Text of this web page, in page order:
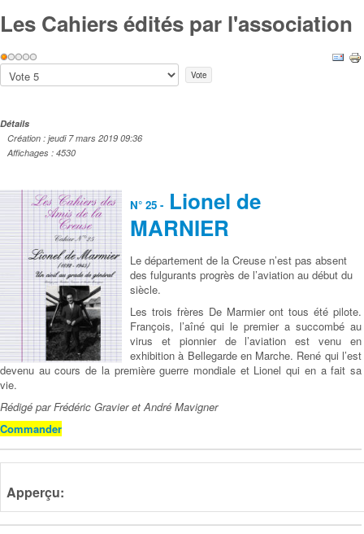
Les Cahiers édités par l'association
Vote
utilisateur:
Veuillez
voter
Détails
Création : jeudi 7 mars 2019 09:36
Affichages : 4530
N° 25 - Lionel de
MARNIER
Le département de la Creuse n’est pas absent
des fulgurants progrès de l’aviation au début du
siècle.
Les trois frères De Marmier ont tous été pilote.
François, l’aîné qui le premier a succombé au
virus et pionnier de l’aviation est venu en
exhibition à Bellegarde en Marche. René qui l’est
devenu au cours de la première guerre mondiale et Lionel qui en a fait sa
vie.
Rédigé par Frédéric Gravier et André Mavigner
Commander
Apperçu: